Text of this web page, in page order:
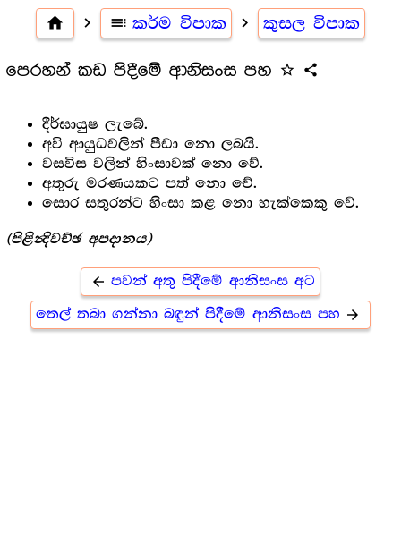
home navigate_next toc කර්ම විපාක navigate_next කුසල විපාක
පෙරහන් කඩ පිදීමේ ආනිසංස පහ star_outline share
දීර්ඝායුෂ ලැබේ.
අවි ආයුධවලින් පීඩා නො ලබයි.
වසවිස වලින් හිංසාවක් නො වේ.
අතුරු මරණයකට පත් නො වේ.
සොර සතුරන්ට හිංසා කළ නො හැක්කෙකු වේ.
(පිළින්‍දිවච්ඡ අපදානය)
arrow_back පවන් අතු පිදීමේ ආනිසංස අට
තෙල් තබා ගන්නා බඳුන් පිදීමේ ආනිසංස පහ arrow_forward